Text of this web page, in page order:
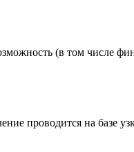
(в том числе
проводится на базе